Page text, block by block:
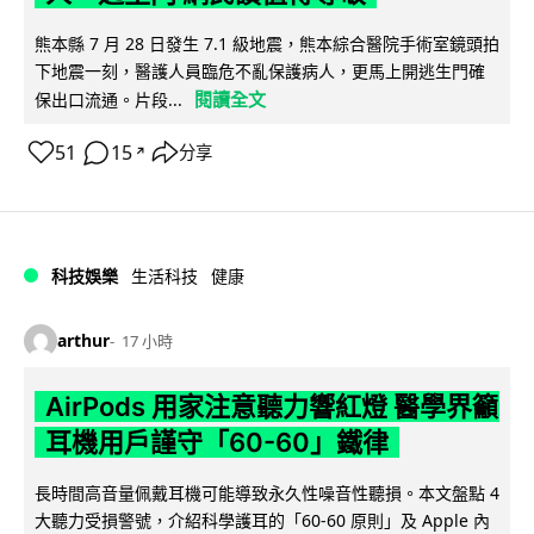
熊本縣 7 月 28 日發生 7.1 級地震，熊本綜合醫院手術室鏡頭拍
下地震一刻，醫護人員臨危不亂保護病人，更馬上開逃生門確
保出口流通。片段...
閱讀全文
51 15 ↗ 分享
科技娛樂 生活科技 健康
arthur 17 小時
AirPods 用家注意聽力響紅燈 醫學界籲
耳機用戶謹守「60-60」鐵律
長時間高音量佩戴耳機可能導致永久性噪音性聽損。本文盤點 4
大聽力受損警號，介紹科學護耳的「60-60 原則」及 Apple 內